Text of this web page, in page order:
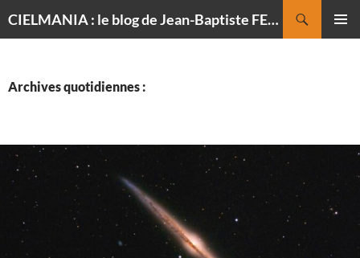
CIELMANIA : le blog de Jean-Baptiste FELDMANN, photographe du ciel
Archives quotidiennes :